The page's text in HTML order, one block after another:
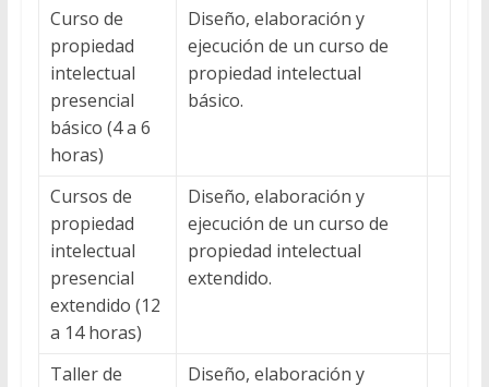
Curso de
propiedad
intelectual
presencial
básico (4 a 6
horas)
Diseño, elaboración y
ejecución de un curso de
propiedad intelectual
básico.
Cursos de
propiedad
intelectual
presencial
extendido (12
a 14 horas)
Diseño, elaboración y
ejecución de un curso de
propiedad intelectual
extendido.
Taller de
Diseño, elaboración y